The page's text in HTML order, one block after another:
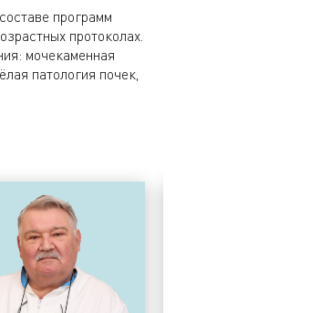
программ
протоколах.
мочекаменная
патология почек,